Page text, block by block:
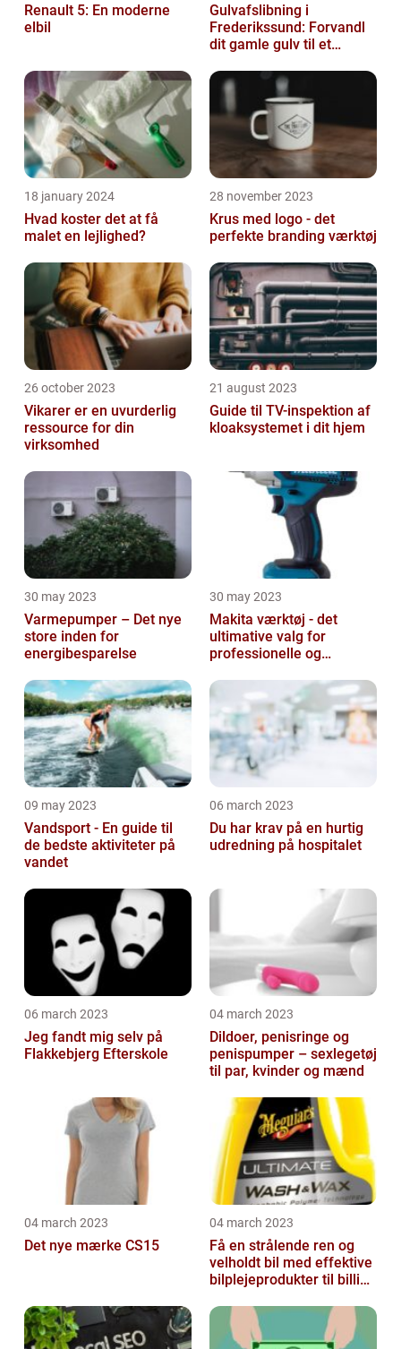
Renault 5: En moderne
elbil
Gulvafslibning i
Frederikssund: Forvandl
dit gamle gulv til et
18 january 2024
Hvad koster det at få
malet en lejlighed?
28 november 2023
Krus med logo - det
perfekte branding værktøj
26 october 2023
Vikarer er en uvurderlig
ressource for din
virksomhed
21 august 2023
Guide til TV-inspektion af
kloaksystemet i dit hjem
30 may 2023
Varmepumper – Det nye
store inden for
energibesparelse
30 may 2023
Makita værktøj - det
ultimative valg for
professionelle og
selv'ere
09 may 2023
Vandsport - En guide til
de bedste aktiviteter på
vandet
06 march 2023
Du har krav på en hurtig
udredning på hospitalet
06 march 2023
Jeg fandt mig selv på
Flakkebjerg Efterskole
04 march 2023
Dildoer, penisringe og
penispumper – sexlegetøj
til par, kvinder og mænd
04 march 2023
Det nye mærke CS15
04 march 2023
Få en strålende ren og
velholdt bil med effektive
bilplejeprodukter til billige